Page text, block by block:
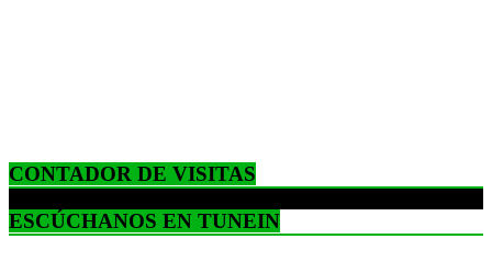
CONTADOR DE VISITAS
ESCÚCHANOS EN TUNEIN